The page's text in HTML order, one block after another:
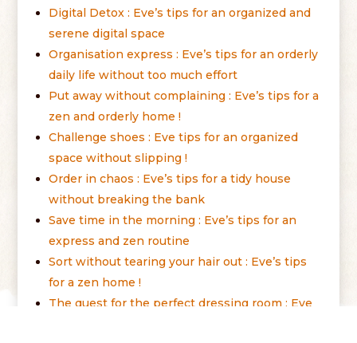
Digital Detox : Eve’s tips for an organized and
serene digital space
Organisation express : Eve’s tips for an orderly
daily life without too much effort
Put away without complaining : Eve’s tips for a
zen and orderly home !
Challenge shoes : Eve tips for an organized
space without slipping !
Order in chaos : Eve’s tips for a tidy house
without breaking the bank
Save time in the morning : Eve’s tips for an
express and zen routine
Sort without tearing your hair out : Eve’s tips
for a zen home !
The quest for the perfect dressing room : Eve